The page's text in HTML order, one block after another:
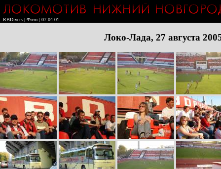
RBDivers | Фото | 07.04.01
Локо-Лада, 27 августа